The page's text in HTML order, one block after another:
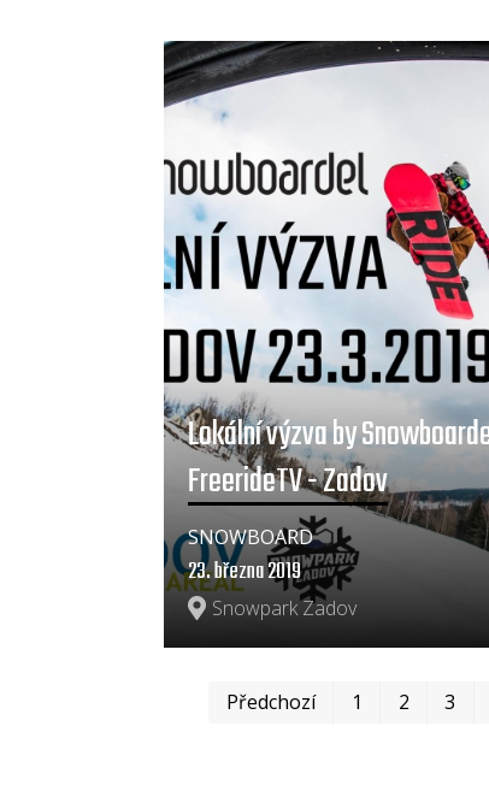
Lokální výzva by
FreerideTV - Zadov
Snowpark Zadov
23. března 2019
SNOWBOARD
Předchozí 1 2 3